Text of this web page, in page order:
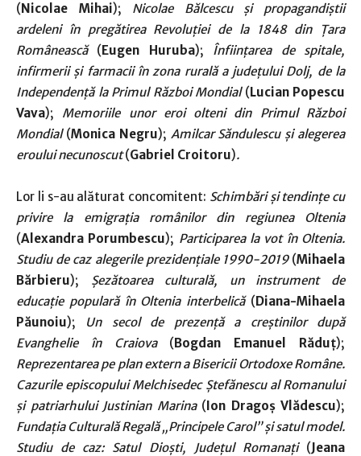
(Nicolae Mihai); Nicolae Bălcescu și propagandiștii
ardeleni în pregătirea Revoluției de la 1848 din Țara
Românească(Eugen Huruba); Înființarea de spitale,
infirmerii și farmacii în zona rurală a județului Dolj, de la
Independență la Primul Război Mondial(Lucian Popescu
Vava); Memoriile unor eroi olteni din Primul Război
Mondial(Monica Negru); Amilcar Săndulescu și alegerea
eroului necunoscut(Gabriel Croitoru).
Lor li s-au alăturat concomitent: Schimbări și tendințe cu
privire la emigrația românilor din regiunea Oltenia
(Alexandra Porumbescu); Participarea la vot în Oltenia.
Studiu de caz alegerile prezidențiale 1990-2019(Mihaela
Bărbieru); Șezătoarea culturală, un instrument de
educație populară în Oltenia interbelică(Diana-Mihaela
Păunoiu); Un secol de prezenţă a creştinilor după
Evanghelie în Craiova(Bogdan Emanuel Răduț);
Reprezentarea pe plan extern a Bisericii Ortodoxe Române.
Cazurile episcopului Melchisedec Ștefănescu al Romanului
și patriarhului Justinian Marina(Ion Dragoș Vlădescu);
Fundaţia Culturală Regală „Principele Carol” şi satul model.
Studiu de caz: Satul Dioşti, Judeţul Romanaţi(Jeana